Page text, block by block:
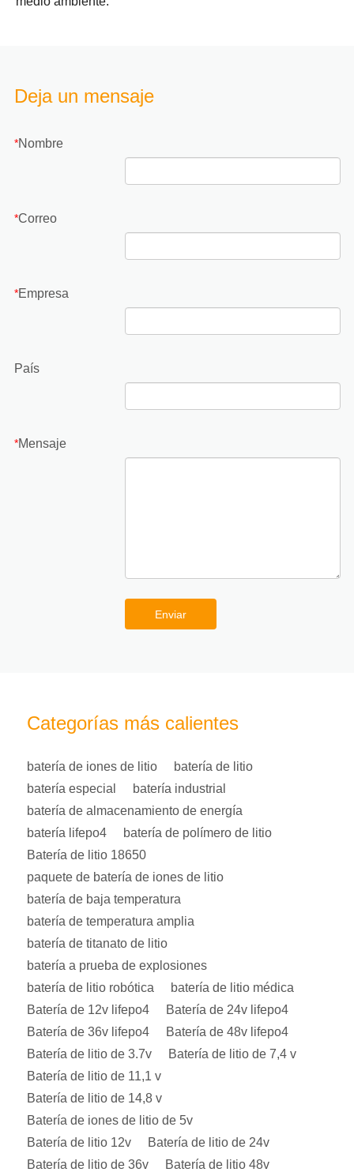
Deja un mensaje
*Nombre
*Correo
*Empresa
País
*Mensaje
Enviar
Categorías más calientes
batería de iones de litio
batería de litio
batería especial
batería industrial
batería de almacenamiento de energía
batería lifepo4
batería de polímero de litio
Batería de litio 18650
paquete de batería de iones de litio
batería de baja temperatura
batería de temperatura amplia
batería de titanato de litio
batería a prueba de explosiones
batería de litio robótica
batería de litio médica
Batería de 12v lifepo4
Batería de 24v lifepo4
Batería de 36v lifepo4
Batería de 48v lifepo4
Batería de litio de 3.7v
Batería de litio de 7,4 v
Batería de litio de 11,1 v
Batería de litio de 14,8 v
Batería de iones de litio de 5v
Batería de litio 12v
Batería de litio de 24v
Batería de litio de 36v
Batería de litio 48v